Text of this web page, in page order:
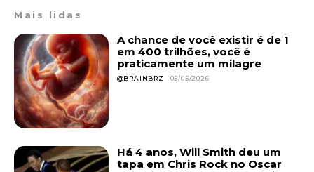
Mais lidas
A chance de você existir é de 1
em 400 trilhões, você é
praticamente um milagre
@BRAINBRZ 05/05/2026
Há 4 anos, Will Smith deu um
tapa em Chris Rock no Oscar